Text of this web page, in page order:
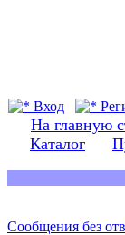
Вход
На главную
Каталог
Сообщения без